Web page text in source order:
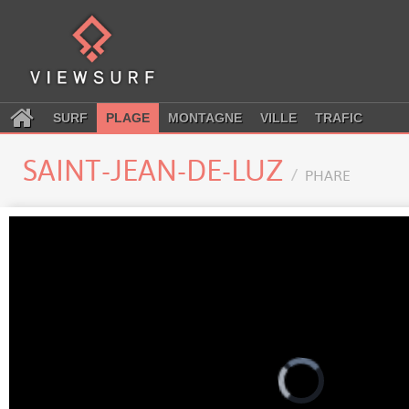
SURF PLAGE MONTAGNE VILLE TRAFIC
SAINT-JEAN-DE-LUZ PHARE